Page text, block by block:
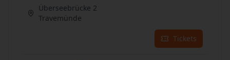
Überseebrücke 2
Travemünde
Tickets